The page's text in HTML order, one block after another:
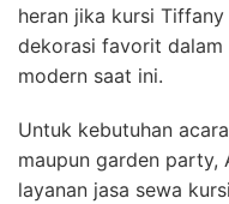
heran jika kursi
dekorasi favorit
modern saat ini.
Untuk kebutuhan
maupun garden party,
layanan jasa sewa